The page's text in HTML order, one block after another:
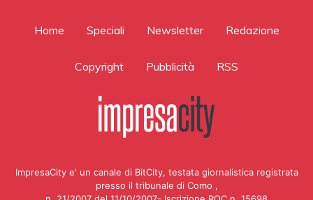
Home Speciali Newsletter Redazione
Copyright Pubblicità RSS
ImpresaCity e' un canale di BitCity, testata giornalistica registrata
presso il tribunale di Como ,